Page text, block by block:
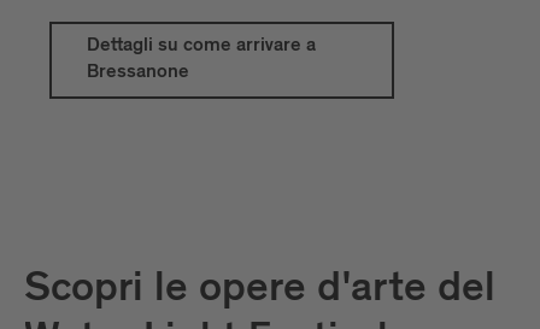
www.megliointreno.it
www.bahn.com
www.oebb.at
mobilità locale, anche l'utilizzo dei mezzi
pubblici a Bressanone e dintorni e in Alto
Dettagli su come arrivare a
Bressanone
Scopri le opere d'arte del